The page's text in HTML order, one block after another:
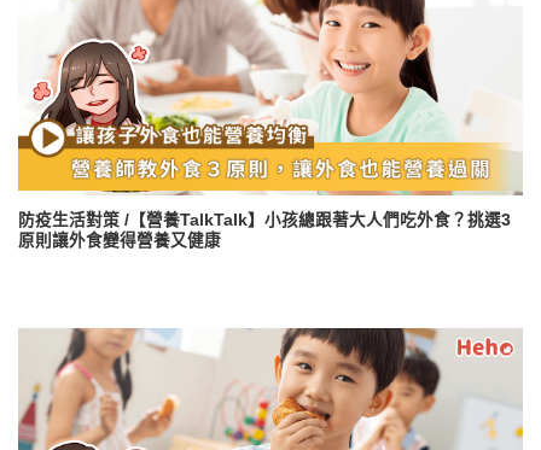
防疫生活對策 /【營養TalkTalk】小孩總跟著大人們吃外食？挑選3
原則讓外食變得營養又健康